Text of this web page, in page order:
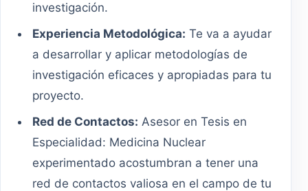
investigación.
Experiencia Metodológica: Te va a ayudar
a desarrollar y aplicar metodologías de
investigación eficaces y apropiadas para tu
proyecto.
Red de Contactos: Asesor en Tesis en
Especialidad: Medicina Nuclear
experimentado acostumbran a tener una
red de contactos valiosa en el campo de tu